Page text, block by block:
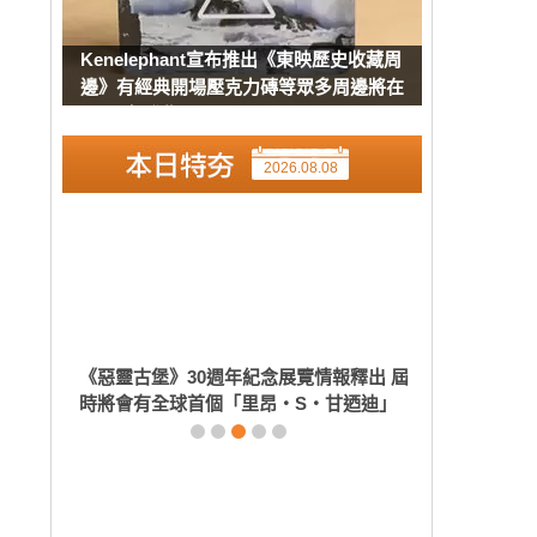
Kenelephant宣布推出《東映歷史收藏周
邊》有經典開場壓克力磚等眾多周邊將在
2026.08.08